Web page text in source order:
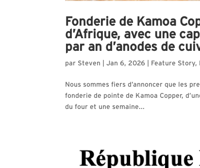
Fonderie de Kamoa
d’Afrique, avec une
par an d’anodes de
par Steven |Jan 6, 2026 Feature Story,
Nous sommes fiers d’annoncer que les
fonderie de pointe de Kamoa Copper,
du four et une semaine...